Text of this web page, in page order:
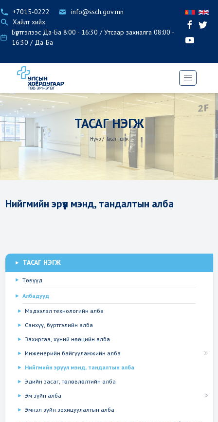
+7015-0222
info@ssch.gov.mn
Хайлт хийх
Бүртгэлээс Да-Ба 8:00 - 16:30 / Утсаар захиалга 08:00 -
16:30 / Да-Ба
ТАСАГ НЭГЖ
Нүүр / Тасаг нэгж
Нийгмийн эрүүл мэнд, тандалтын алба
ТАСАГ НЭГЖ
Төвүүд
Албадууд
Мэдээлэл технологийн алба
Санхүү, бүртгэлийн алба
Захиргаа, хүний нөөцийн алба
Инженерийн байгууламжийн алба
Нийгмийн эрүүл мэнд, тандалтын алба
Эдийн засаг, төлөвлөлтийн алба
Эм зүйн алба
Эмнэл зүйн зохицуулалтын алба